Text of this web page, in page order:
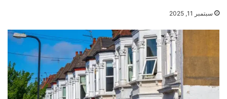
سبتمبر 11, 2025